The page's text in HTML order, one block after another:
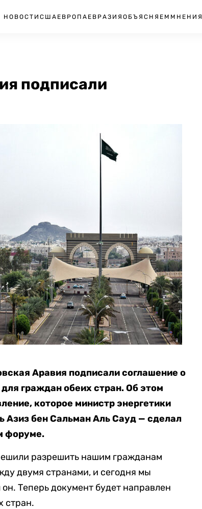
НОВОСТИ США ЕВРОПА ЕВРАЗИЯ ОБЪЯСНЯЕМ МНЕНИЯ
подписали
Аравия подписали соглашение о
граждан обеих стран. Об этом
которое министр энергетики
Азиз бен Сальман Аль Сауд — сделал
форуме.
разрешить нашим гражданам
двумя странами, и сегодня мы
Теперь документ будет направлен
стран.